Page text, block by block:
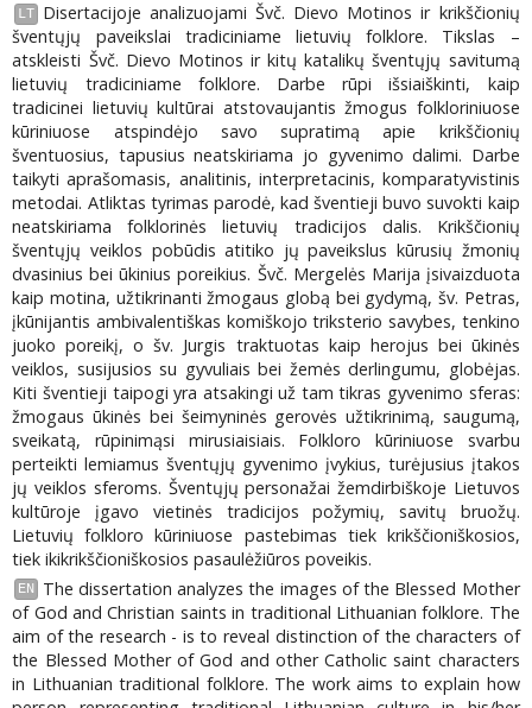
LT
Disertacijoje analizuojami Švč. Dievo Motinos ir krikščionių
šventųjų paveikslai tradiciniame lietuvių folklore. Tikslas –
atskleisti Švč. Dievo Motinos ir kitų katalikų šventųjų savitumą
lietuvių tradiciniame folklore. Darbe rūpi išsiaiškinti, kaip
tradicinei lietuvių kultūrai atstovaujantis žmogus folkloriniuose
kūriniuose atspindėjo savo supratimą apie krikščionių
šventuosius, tapusius neatskiriama jo gyvenimo dalimi. Darbe
taikyti aprašomasis, analitinis, interpretacinis, komparatyvistinis
metodai. Atliktas tyrimas parodė, kad šventieji buvo suvokti kaip
neatskiriama folklorinės lietuvių tradicijos dalis. Krikščionių
šventųjų veiklos pobūdis atitiko jų paveikslus kūrusių žmonių
dvasinius bei ūkinius poreikius. Švč. Mergelės Marija įsivaizduota
kaip motina, užtikrinanti žmogaus globą bei gydymą, šv. Petras,
įkūnijantis ambivalentiškas komiškojo triksterio savybes, tenkino
juoko poreikį, o šv. Jurgis traktuotas kaip herojus bei ūkinės
veiklos, susijusios su gyvuliais bei žemės derlingumu, globėjas.
Kiti šventieji taipogi yra atsakingi už tam tikras gyvenimo sferas:
žmogaus ūkinės bei šeimyninės gerovės užtikrinimą, saugumą,
sveikatą, rūpinimąsi mirusiaisiais. Folkloro kūriniuose svarbu
perteikti lemiamus šventųjų gyvenimo įvykius, turėjusius įtakos
jų veiklos sferoms. Šventųjų personažai žemdirbiškoje Lietuvos
kultūroje įgavo vietinės tradicijos požymių, savitų bruožų.
Lietuvių folkloro kūriniuose pastebimas tiek krikščioniškosios,
tiek ikikrikščioniškosios pasaulėžiūros poveikis.
EN
The dissertation analyzes the images of the Blessed Mother
of God and Christian saints in traditional Lithuanian folklore. The
aim of the research - is to reveal distinction of the characters of
the Blessed Mother of God and other Catholic saint characters
in Lithuanian traditional folklore. The work aims to explain how